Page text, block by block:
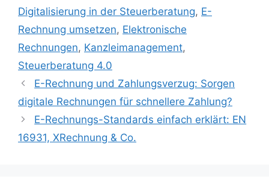
Digitalisierung in der Steuerberatung, E-
Rechnung umsetzen, Elektronische
Rechnungen, Kanzleimanagement,
Steuerberatung 4.0
E-Rechnung und Zahlungsverzug: Sorgen
digitale Rechnungen für schnellere Zahlung?
E-Rechnungs-Standards einfach erklärt: EN
16931, XRechnung & Co.